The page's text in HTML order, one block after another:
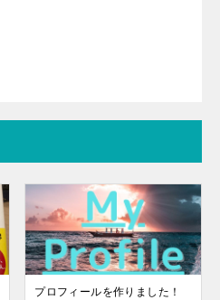
プロフィールを作りました！